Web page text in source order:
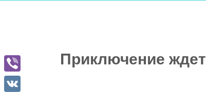
Приключение ждет
Viber